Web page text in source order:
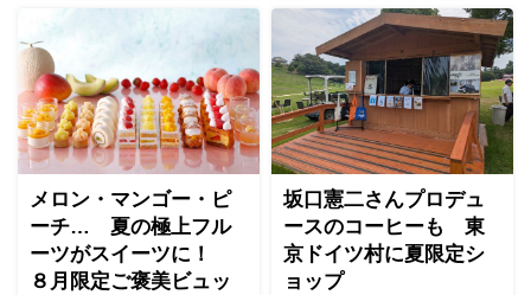
メロン・マンゴー・ピ
ーチ… 夏の極上フル
ーツがスイーツに！
８月限定ご褒美ビュッ
坂口憲二さんプロデュ
ースのコーヒーも 東
京ドイツ村に夏限定シ
ョップ